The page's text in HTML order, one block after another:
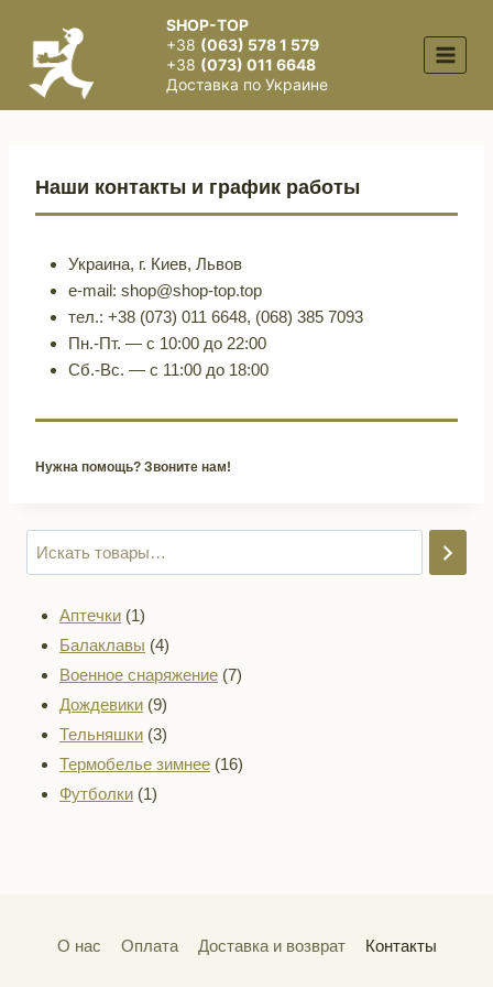
содержимому
SHOP-TOP
+38 (063) 578 1 579
+38 (073) 011 6648
Доставка по Украине
Наши контакты и график работы
Украина, г. Киев, Львов
e-mail: shop@shop-top.top
тел.: +38 (073) 011 6648, (068) 385 7093
Пн.-Пт. — с 10:00 до 22:00
Сб.-Вс. — с 11:00 до 18:00
Нужна помощь? Звоните нам!
Аптечки 11
товар
Балаклавы 44
товара
Военное снаряжение 77
Дождевики 99
товаров
Тельняшки 33
товара
Термобелье зимнее 1616
Футболки 11
О нас Оплата Доставка и возврат Контакты